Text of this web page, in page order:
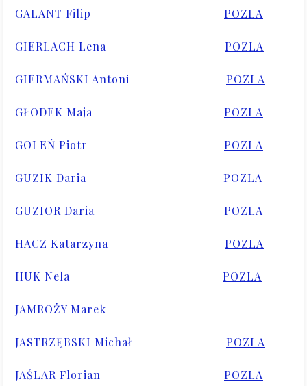
GALANT Filip POZLA
GIERLACH Lena POZLA
GIERMAŃSKI Antoni POZLA
GŁODEK Maja POZLA
GOLEŃ Piotr POZLA
GUZIK Daria POZLA
GUZIOR Daria POZLA
HACZ Katarzyna POZLA
HUK Nela POZLA
JAMROŻY Marek
JASTRZĘBSKI Michał POZLA
JAŚLAR Florian POZLA